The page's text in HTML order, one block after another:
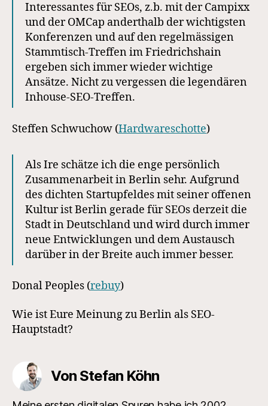
Interessantes für SEOs, z.b. mit der Campixx
und der OMCap anderthalb der wichtigsten
Konferenzen und auf den regelmässigen
Stammtisch-Treffen im Friedrichshain
ergeben sich immer wieder wichtige
Ansätze. Nicht zu vergessen die legendären
Inhouse-SEO-Treffen.
Steffen Schwuchow (Hardwareschotte)
Als Ire schätze ich die enge persönlich
Zusammenarbeit in Berlin sehr. Aufgrund
des dichten Startupfeldes mit seiner offenen
Kultur ist Berlin gerade für SEOs derzeit die
Stadt in Deutschland und wird durch immer
neue Entwicklungen und dem Austausch
darüber in der Breite auch immer besser.
Donal Peoples (rebuy)
Wie ist Eure Meinung zu Berlin als SEO-
Hauptstadt?
Von Stefan Köhn